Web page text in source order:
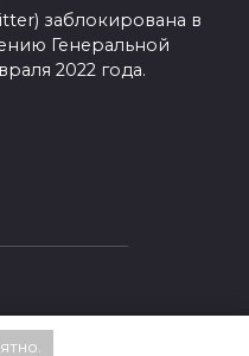
заблокирована в
Генеральной
2022 года.